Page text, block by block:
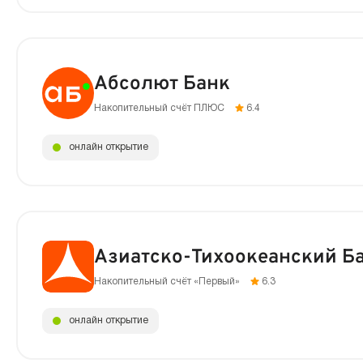
Абсолют Банк
Накопительный счёт ПЛЮС 6.4
онлайн открытие
Азиатско-Тихоокеанский
Накопительный счёт «Первый» 6.3
онлайн открытие